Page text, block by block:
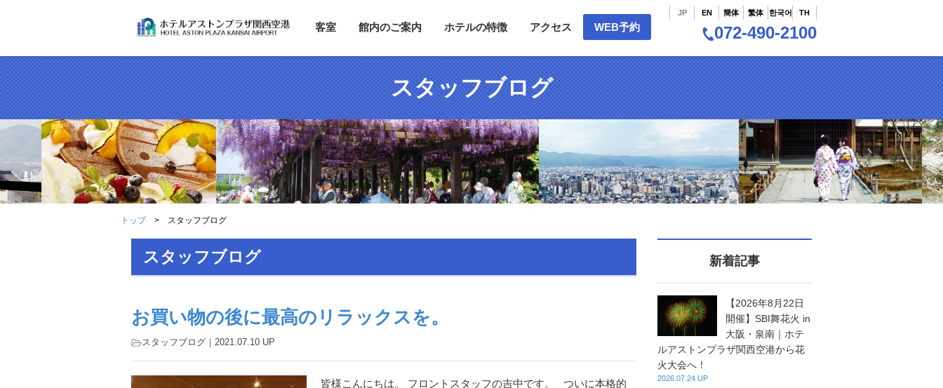
客室 館内のご案内 ホテルの特徴 アクセス WEB予約
JP EN 簡体 繁体 한국어 TH
072-490-2100
スタッフブログ
トップ スタッフブログ
スタッフブログ
お買い物の後に最高のリラックスを。
スタッフブログ ｜2021.07.10 UP
皆様こんにちは。 フロントスタッフの吉中です。 ついに本格的
新着記事
【2026年8月22日
開催】SBI舞花火 in
大阪・泉南｜ホテ
ルアストンプラザ関西空港から花
火大会へ！
2026.07.24 UP